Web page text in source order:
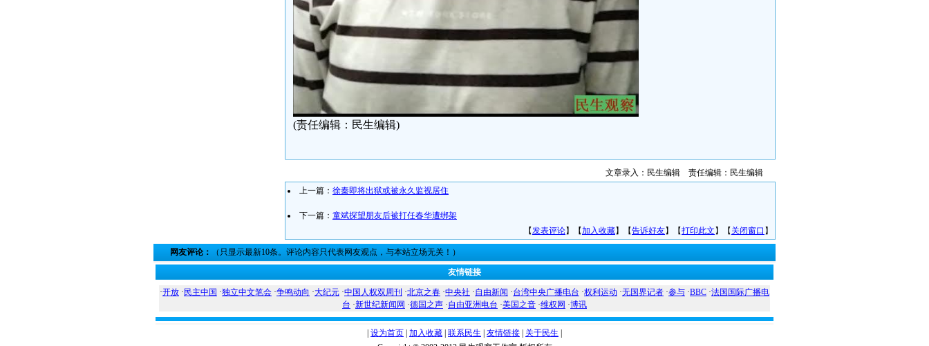
(责任编辑：民生编辑)
文章录入：民生编辑 责任编辑：民生编辑
上一篇： 徐秦即将出狱或被永久监视居住
下一篇： 童斌探望朋友后被打任春华遭绑架
【发表评论】【加入收藏】【告诉好友】【打印此文 】【 关闭窗口 】
网友评论： （只显示最新10条。评论内容只代表网友观点，与本站立场无关！）
友情链接
·开放 · 民主中国 ·独立中文笔会 ·争鸣动向 ·大纪元 ·中国人权双周刊 ·北京之春 ·中央社 ·自由新闻 ·台湾中央广播电台 ·权利运动 ·无国界记者 ·参与 ·BBC ·法国国际广播电
台 ·新世纪新闻网 ·德国之声 ·自由亚洲电台 ·美国之音 ·维权网 ·博讯
设为首页 加入收藏 联系民生 友情链接 关于民生